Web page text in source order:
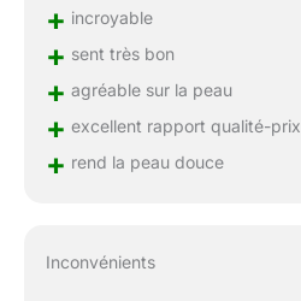
+ incroyable
+ sent très bon
+ agréable sur la peau
+ excellent rapport qualité-prix
+ rend la peau douce
Inconvénients